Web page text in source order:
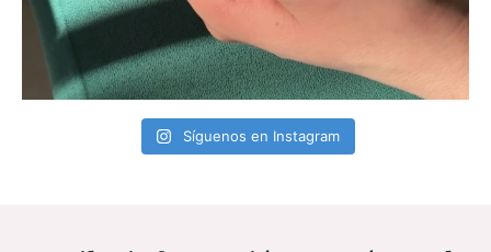
Síguenos en Instagram